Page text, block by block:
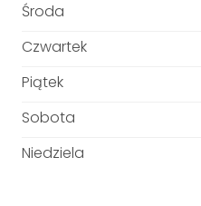
Środa
Czwartek
Piątek
Sobota
Niedziela